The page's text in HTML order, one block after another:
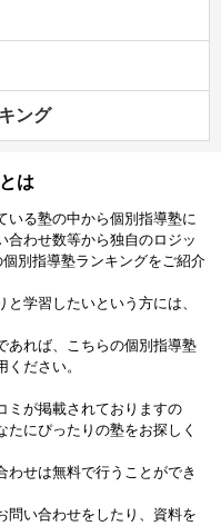
ング
は
いる塾の中から個別指導塾に
合わせ数等から独自のロジッ
別指導塾ランキングをご紹介
学習したいという方には、
あれば、こちらの個別指導塾
ださい。
ミが掲載されておりますの
にぴったりの塾をお探しく
わせは無料で行うことができ
問い合わせをしたり、資料を